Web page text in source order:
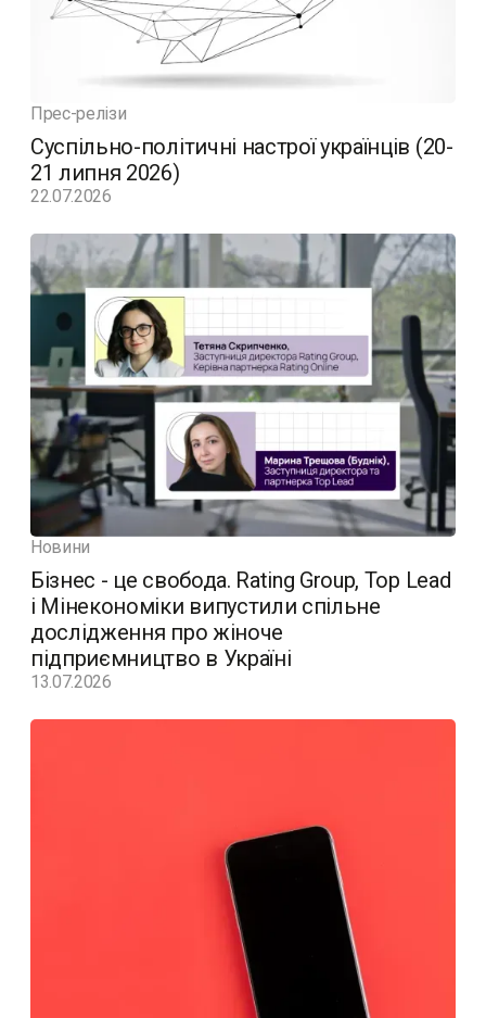
Прес-релізи
Суспільно-політичні настрої українців (20-
21 липня 2026)
22.07.2026
Новини
Бізнес - це свобода. Rating Group, Top Lead
і Мінекономіки випустили спільне
дослідження про жіноче
підприємництво в Україні
13.07.2026